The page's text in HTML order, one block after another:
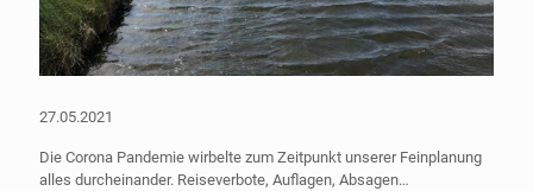
27.05.2021
Die Corona Pandemie wirbelte zum Zeitpunkt unserer Feinplanung
alles durcheinander. Reiseverbote, Auflagen, Absagen…